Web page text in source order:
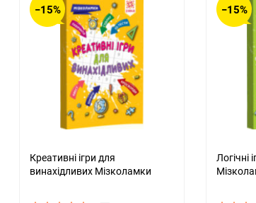
60
90
150
−15%
Креативні ігри для
винахідливих Мізколамки
−15%
Логічні